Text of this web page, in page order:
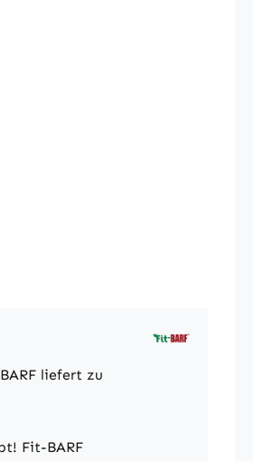
liefert zu
Fit-BARF